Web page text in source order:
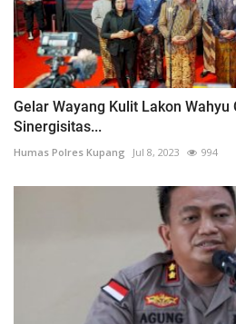
Gelar Wayang Kulit Lakon
Sinergisitas...
Humas Polres Kupang Jul 8, 2023 994